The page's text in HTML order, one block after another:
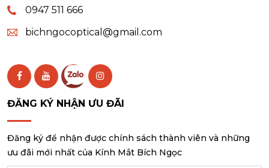
0947 511 666
bichngocoptical@gmail.com
ĐĂNG KÝ NHẬN ƯU ĐÃI
Đăng ký để nhận được chính sách thành viên và những
ưu đãi mới nhất của Kính Mắt Bích Ngọc